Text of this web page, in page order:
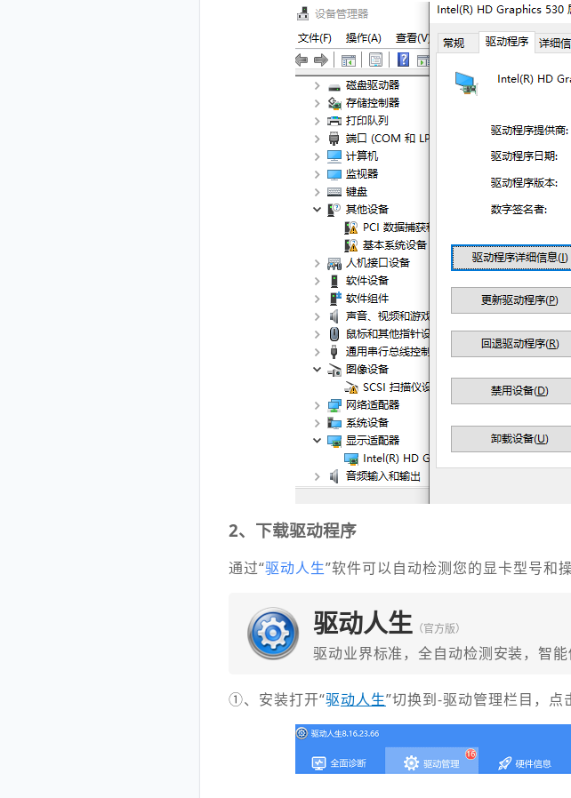
2、下载驱动程序
通过“驱动人生”软件可以自动检测您的显卡型号和
驱动人生 （官方版）
驱动业界标准，全自动检测安装，智能
①、安装打开“驱动人生”切换到-驱动管理栏目，点